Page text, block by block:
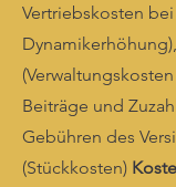
Vertriebskosten
Dynamikerhöhung),
Beiträge und
Gebühren des
(Stückkosten)